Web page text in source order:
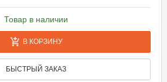
Товар в наличии
В КОРЗИНУ
БЫСТРЫЙ ЗАКАЗ